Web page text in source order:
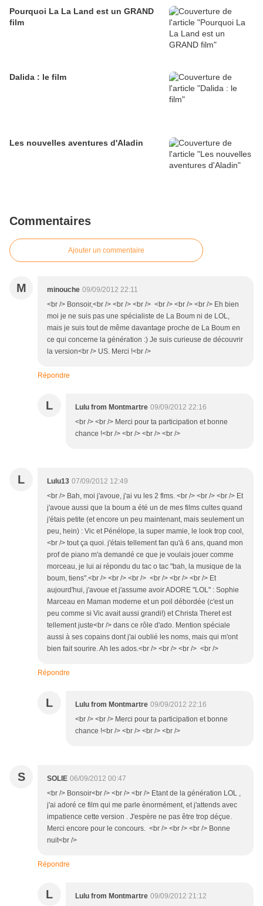
Pourquoi La La Land est un GRAND
film
Dalida : le film
Les nouvelles aventures d'Aladin
Commentaires
Ajouter un commentaire
M minouche 09/09/2012 22:11
<br /> Bonsoir,<br /> <br /> <br /> <br /> <br /> <br /> Eh bien
moi je ne suis pas une spécialiste de La Boum ni de LOL,
mais je suis tout de même davantage proche de La Boum en
ce qui concerne la génération :) Je suis curieuse de découvrir
la version<br /> US. Merci !<br />
Répondre
L Lulu from Montmartre 09/09/2012 22:16
<br /> <br /> Merci pour ta participation et bonne
chance !<br /> <br /> <br /> <br />
L Lulu13 07/09/2012 12:49
<br /> Bah, moi j'avoue, j'ai vu les 2 flms. <br /> <br /> <br /> Et
j'avoue aussi que la boum a été un de mes films cultes quand
j'étais petite (et encore un peu maintenant, mais seulement un
peu, hein) : Vic et Pénélope, la super mamie, le look trop cool,
<br /> tout ça quoi. j'étais tellement fan qu'à 6 ans, quand mon
prof de piano m'a demandé ce que je voulais jouer comme
morceau, je lui ai répondu du tac o tac "bah, la musique de la
boum, tiens".<br /> <br /> <br /> <br /> <br /> <br /> Et
aujourd'hui, j'avoue et j'assume avoir ADORE "LOL" : Sophie
Marceau en Maman moderne et un poil débordée (c'est un
peu comme si Vic avait aussi grandi!) et Christa Theret est
tellement juste<br /> dans ce rôle d'ado. Mention spéciale
aussi à ses copains dont j'ai oublié les noms, mais qui m'ont
bien fait sourire. Ah les ados.<br /> <br /> <br /> <br />
Répondre
L Lulu from Montmartre 09/09/2012 22:16
<br /> <br /> Merci pour ta participation et bonne
chance !<br /> <br /> <br /> <br />
S SOLIE 06/09/2012 00:47
<br /> Bonsoir<br /> <br /> <br /> Etant de la génération LOL ,
j'ai adoré ce film qui me parle ènormément, et j'attends avec
impatience cette version . J'espère ne pas être trop déçue.
Merci encore pour le concours. <br /> <br /> <br /> Bonne
nuit<br />
Répondre
L Lulu from Montmartre 09/09/2012 21:12